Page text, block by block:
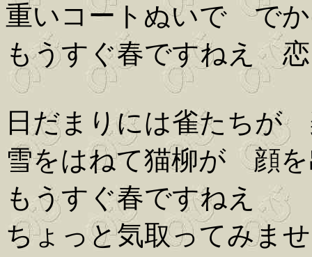
重いコートぬいで で
もうすぐ春ですねえ
日だまりには雀たちが
雪をはねて猫柳が 顔
もうすぐ春ですねえ
ちょっと気取ってみま